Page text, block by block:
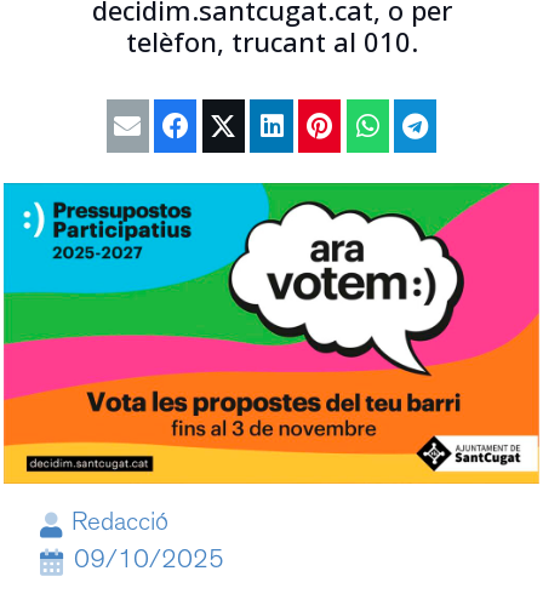
decidim.santcugat.cat, o per
telèfon, trucant al 010.
Redacció
09/10/2025